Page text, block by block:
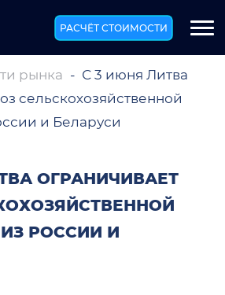
РАСЧЁТ СТОИМОСТИ
рынка
С 3 июня Литва
сельскохозяйственной
и Беларуси
ОГРАНИЧИВАЕТ
РОССИИ И